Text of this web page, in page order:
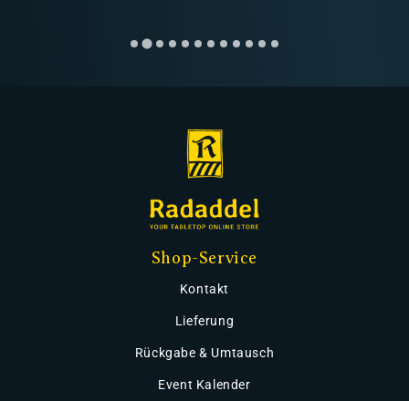
Shop-Service
Kontakt
Lieferung
Rückgabe & Umtausch
Event Kalender